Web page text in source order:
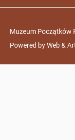
Muzeum Początków
Powered byWeb &